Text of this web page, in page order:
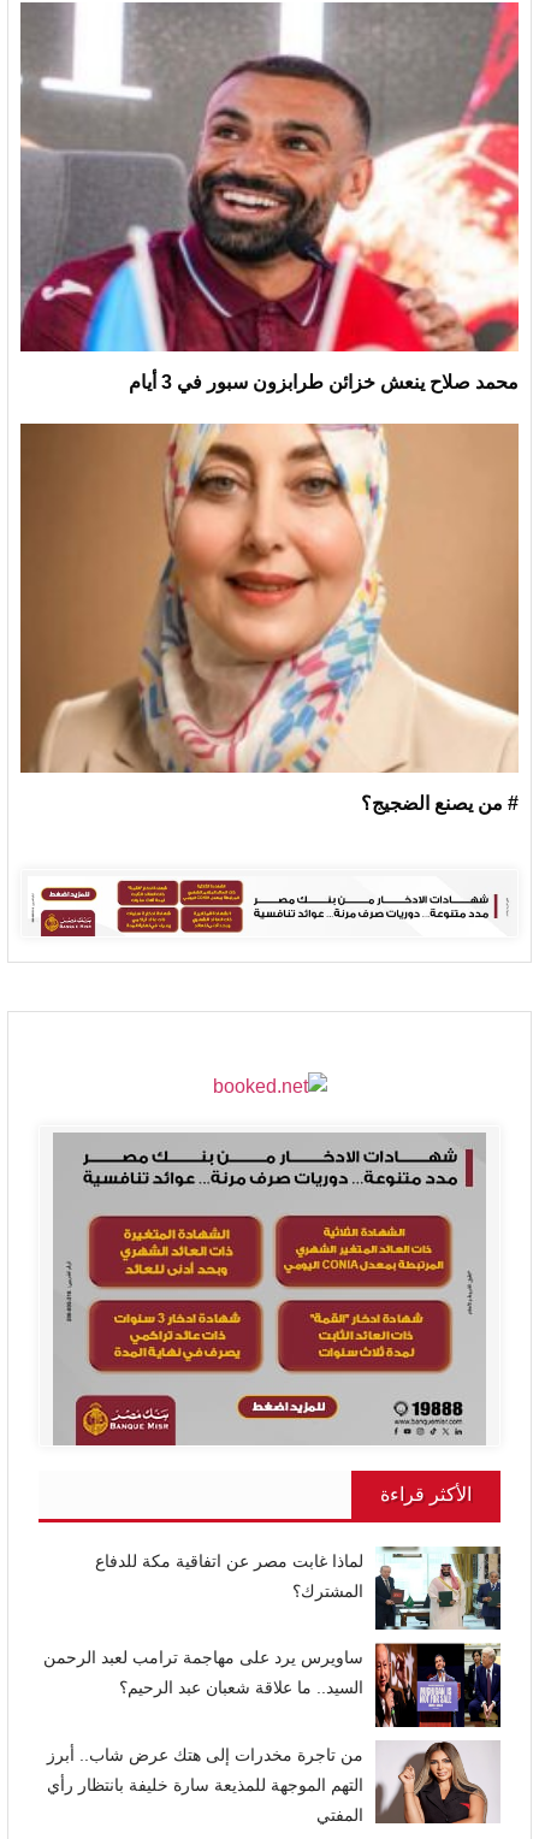
محمد صلاح ينعش خزائن طرابزون سبور في 3 أيام
# من يصنع الضجيج؟
الأكثر قراءة
لماذا غابت مصر عن اتفاقية مكة للدفاع
المشترك؟
ساويرس يرد على مهاجمة ترامب لعبد الرحمن
السيد.. ما علاقة شعبان عبد الرحيم؟
من تاجرة مخدرات إلى هتك عرض شاب.. أبرز
التهم الموجهة للمذيعة سارة خليفة بانتظار رأي
المفتي